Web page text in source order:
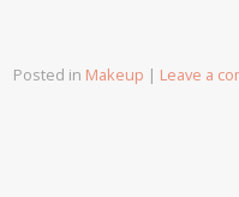
Posted in Makeup | Leave a